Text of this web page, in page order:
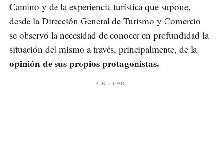
Camino y de la experiencia turística que supone,
desde la Dirección General de Turismo y Comercio
se observó la necesidad de conocer en profundidad la
situación del mismo a través, principalmente, de la
opinión de sus propios protagonistas.